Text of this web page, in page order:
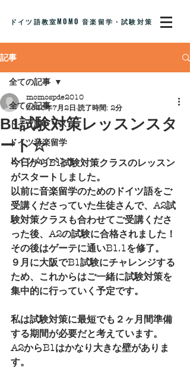
ドイツ語教室MOMO 音楽留学・試験対策
記事
全ての記事
ドイツ語レッスン
ドイツ音楽留学
ドイツ☆イベント
全ての記事
B1試験対策レッスンスタ
ート☆
momospde2010
2020年7月2日 読了時間: 2分
今日からB1試験対策クラスのレッスン
がスタートしました。
以前に音楽留学のためのドイツ語をご
受講くださっていた生徒さんで、A2試
験対策クラスも合わせてご受講くださ
った後、A2の試験に合格されました！
その後はゲーテに通いB1.1を修了。
９月に大阪でB1試験にチャレンジする
ため、これからはご一緒に試験対策を
集中的に行っていく予定です。
私は試験対策に最短でも２ヶ月間準備
する期間が必要だと考えています。
A2からB1はかなり大きな壁がありま
す。